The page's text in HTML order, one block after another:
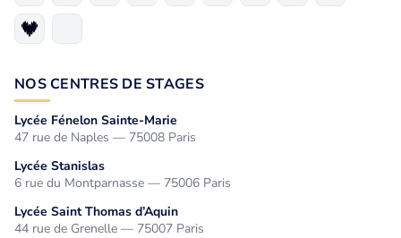
NOS CENTRES DE STAGES
Lycée Fénelon Sainte-Marie
47 rue de Naples — 75008 Paris
Lycée Stanislas
6 rue du Montparnasse — 75006 Paris
Lycée Saint Thomas d’Aquin
44 rue de Grenelle — 75007 Paris